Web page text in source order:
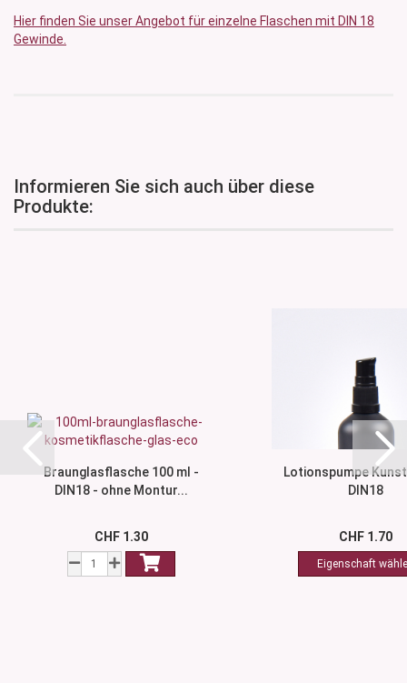
Hier finden Sie unser Angebot für einzelne Flaschen mit DIN 18
Gewinde.
Informieren Sie sich auch über diese
Produkte:
Braunglasflasche 100 ml -
DIN18 - ohne Montur...
CHF 1.30
Lotionspumpe
DIN18
CHF 1.70